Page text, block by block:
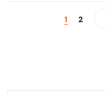
1 2